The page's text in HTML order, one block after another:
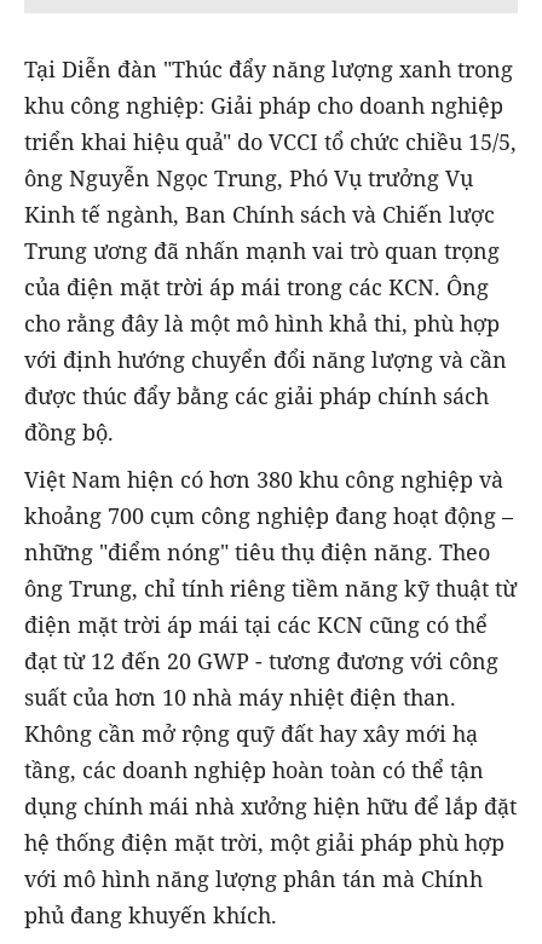
Tại Diễn đàn "Thúc đẩy năng lượng xanh trong
khu công nghiệp: Giải pháp cho doanh nghiệp
triển khai hiệu quả" do VCCI tổ chức chiều 15/5,
ông Nguyễn Ngọc Trung, Phó Vụ trưởng Vụ
Kinh tế ngành, Ban Chính sách và Chiến lược
Trung ương đã nhấn mạnh vai trò quan trọng
của điện mặt trời áp mái trong các KCN. Ông
cho rằng đây là một mô hình khả thi, phù hợp
với định hướng chuyển đổi năng lượng và cần
được thúc đẩy bằng các giải pháp chính sách
đồng bộ.
Việt Nam hiện có hơn 380 khu công nghiệp và
khoảng 700 cụm công nghiệp đang hoạt động –
những "điểm nóng" tiêu thụ điện năng. Theo
ông Trung, chỉ tính riêng tiềm năng kỹ thuật từ
điện mặt trời áp mái tại các KCN cũng có thể
đạt từ 12 đến 20 GWP - tương đương với công
suất của hơn 10 nhà máy nhiệt điện than.
Không cần mở rộng quỹ đất hay xây mới hạ
tầng, các doanh nghiệp hoàn toàn có thể tận
dụng chính mái nhà xưởng hiện hữu để lắp đặt
hệ thống điện mặt trời, một giải pháp phù hợp
với mô hình năng lượng phân tán mà Chính
phủ đang khuyến khích.